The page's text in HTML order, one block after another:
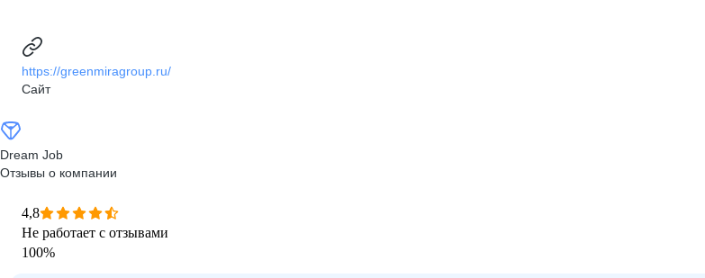
https://greenmiragroup.ru/
Сайт
Dream Job
Отзывы о компании
4,8
Не работает с отзывами
100%